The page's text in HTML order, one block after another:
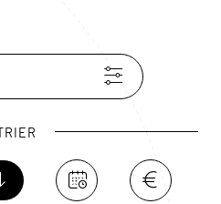
êtes en Guyane au moment
d’y assister gratuitement